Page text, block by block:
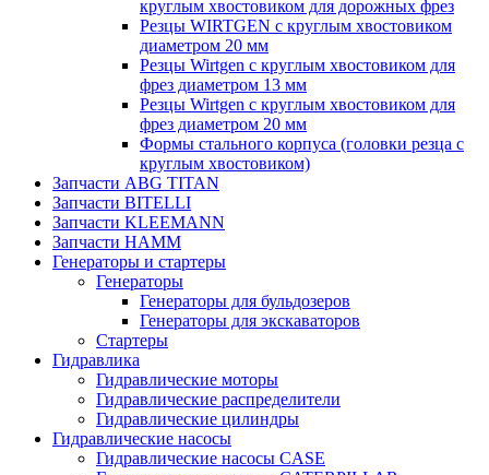
круглым хвостовиком для дорожных фрез
Резцы WIRTGEN с круглым хвостовиком
диаметром 20 мм
Резцы Wirtgen с круглым хвостовиком для
фрез диаметром 13 мм
Резцы Wirtgen с круглым хвостовиком для
фрез диаметром 20 мм
Формы стального корпуса (головки резца с
круглым хвостовиком)
Запчасти ABG TITAN
Запчасти BITELLI
Запчасти KLEEMANN
Запчасти HAMM
Генераторы и стартеры
Генераторы
Генераторы для бульдозеров
Генераторы для экскаваторов
Стартеры
Гидравлика
Гидравлические моторы
Гидравлические распределители
Гидравлические цилиндры
Гидравлические насосы
Гидравлические насосы CASE